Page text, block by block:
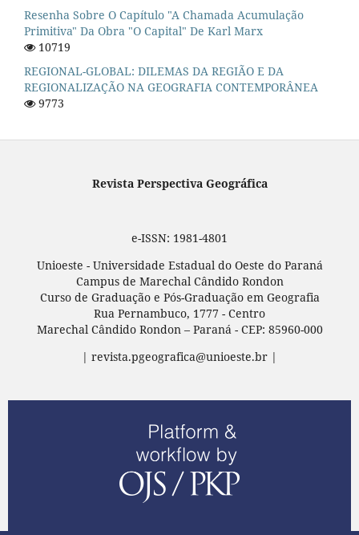
Resenha Sobre O Capítulo "A Chamada Acumulação
Primitiva" Da Obra "O Capital" De Karl Marx
10719
REGIONAL-GLOBAL: DILEMAS DA REGIÃO E DA
REGIONALIZAÇÃO NA GEOGRAFIA CONTEMPORÂNEA
9773
Revista Perspectiva Geográfica
e-ISSN: 1981-4801
Unioeste - Universidade Estadual do Oeste do Paraná
Campus de Marechal Cândido Rondon
Curso de Graduação e Pós-Graduação em Geografia
Rua Pernambuco, 1777 - Centro
Marechal Cândido Rondon – Paraná - CEP: 85960-000
| revista.pgeografica@unioeste.br |